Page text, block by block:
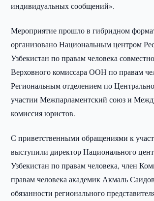
индивидуальных сообщений».
Мероприятие прошло в гибридном
организовано Национальным центром
Узбекистан по правам человека
Верховного комиссара ООН по правам
Региональным отделением по
участии Межпарламентский союз и
комиссия юристов.
С приветственными обращениями к
выступили директор Национального
Узбекистан по правам человека, член
правам человека академик Акмаль
обязанности регионального